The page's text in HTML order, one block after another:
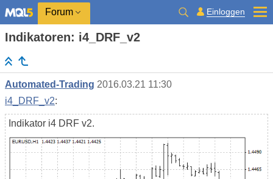
Forum Einloggen
Indikatoren: i4_DRF_v2
Automated-Trading 2016.03.21 11:30
i4_DRF_v2:
Indikator i4 DRF v2.